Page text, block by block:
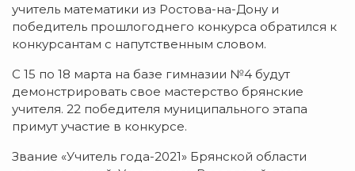
учитель математики из Ростова-на-Дону и
победитель прошлогоднего конкурса обратился к
конкурсантам с напутственным словом.
С 15 по 18 марта на базе гимназии №4 будут
демонстрировать свое мастерство брянские
учителя. 22 победителя муниципального этапа
примут участие в конкурсе.
Звание «Учитель года-2021» Брянской области